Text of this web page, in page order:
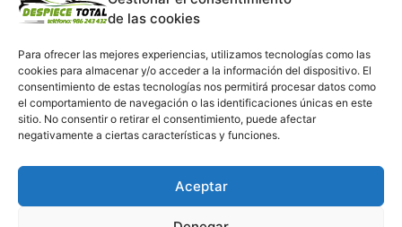
de las cookies
Para ofrecer las mejores experiencias, utilizamos tecnologías como las
cookies para almacenar y/o acceder a la información del dispositivo. El
consentimiento de estas tecnologías nos permitirá procesar datos como
el comportamiento de navegación o las identificaciones únicas en este
sitio. No consentir o retirar el consentimiento, puede afectar
negativamente a ciertas características y funciones.
Aceptar
Servicio al cliente
Contacto
986 243 432
608 867 074
recambiosdespiecetotal@gmail.com
Mi cuenta
Mi Cuenta